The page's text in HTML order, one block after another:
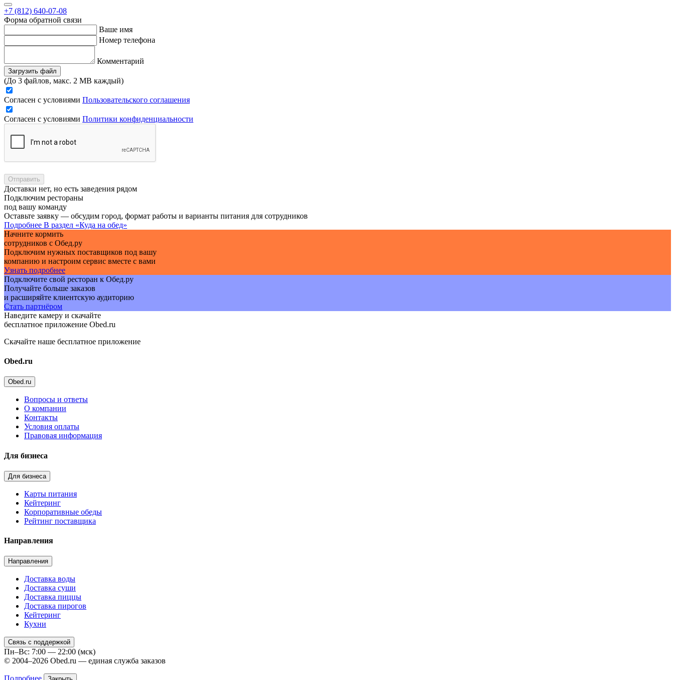
+7 (812) 640-07-08
Форма обратной связи
Ваше имя
Номер телефона
Комментарий
Загрузить файл
(До 3 файлов, макс. 2 MB каждый)
Согласен с условиями Пользовательского соглашения
Согласен с условиями Политики конфиденциальности
Отправить
Доставки нет, но есть заведения рядом
Подключим рестораны
под вашу команду
Оставьте заявку — обсудим город, формат работы и варианты питания для сотрудников
Подробнее В раздел «Куда на обед»
Начните кормить
сотрудников с Обед.ру
Подключим нужных поставщиков под вашу
компанию и настроим сервис вместе с вами
Узнать подробнее
Подключите свой ресторан к Обед.ру
Получайте больше заказов
и расширяйте клиентскую аудиторию
Стать партнёром
Наведите камеру и скачайте
бесплатное приложение Obed.ru
Скачайте наше бесплатное приложение
Obed.ru
Obed.ru
Вопросы и ответы
О компании
Контакты
Условия оплаты
Правовая информация
Для бизнеса
Для бизнеса
Карты питания
Кейтеринг
Корпоративные обеды
Рейтинг поставщика
Направления
Направления
Доставка воды
Доставка суши
Доставка пиццы
Доставка пирогов
Кейтеринг
Кухни
Связь с поддержкой
Пн–Вс: 7:00 — 22:00 (мск)
© 2004–2026 Obed.ru — единая служба заказов